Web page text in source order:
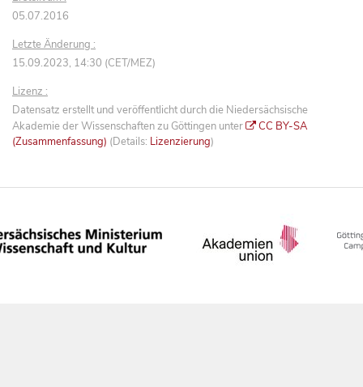
05.07.2016
Letzte Änderung :
15.09.2023, 14:30 (CET/MEZ)
Lizenz :
Datensatz erstellt und veröffentlicht durch die Niedersächsische
Akademie der Wissenschaften zu Göttingen unter
CC BY-SA
(Zusammenfassung) (Details: Lizenzierung)